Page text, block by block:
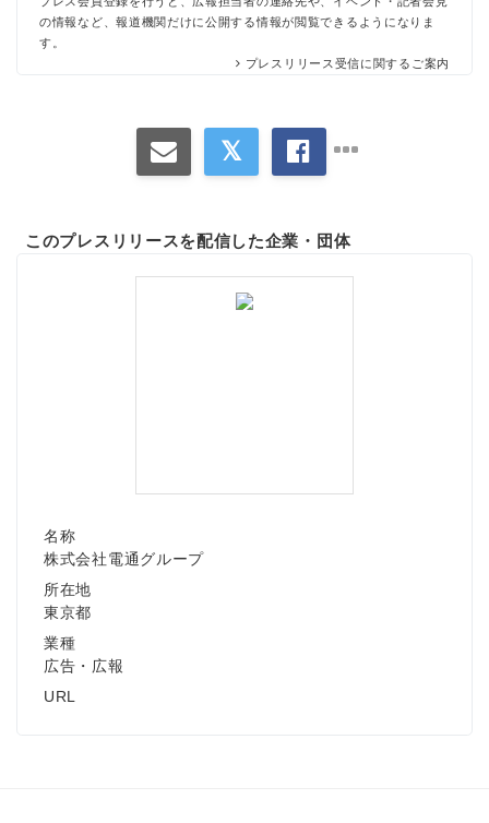
の情報など、報道機関だけに公開する情報が閲覧できるようになりま
す。
プレスリリース受信に関するご案内
このプレスリリースを配信した企業・団体
名称
株式会社電通グループ
所在地
東京都
業種
広告・広報
URL